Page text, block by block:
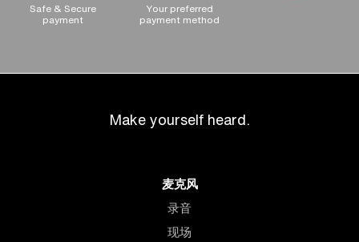
Safe & Secure
payment
Your preferred
payment method
Make yourself heard.
麦克风
录音
现场